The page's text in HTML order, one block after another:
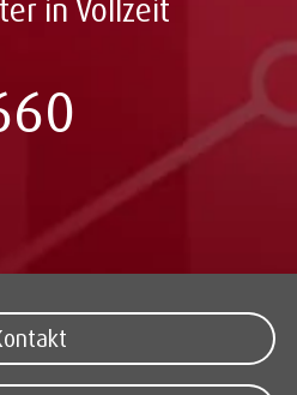
in Vollzeit